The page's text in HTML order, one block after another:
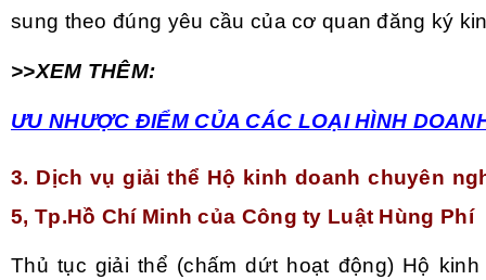
sung theo đúng yêu cầu của cơ quan đăng ký
>>XEM THÊM:
ƯU NHƯỢC ĐIỂM CỦA CÁC LOẠI HÌNH
3. Dịch vụ giải thể Hộ kinh doanh chuyên
5, Tp.Hồ Chí Minh của Công ty Luật Hùng Phí
Thủ tục giải thể (chấm dứt hoạt động) Hộ kinh